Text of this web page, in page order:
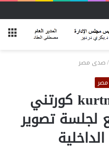
/صدى مصر
kurtni kardashyan كورتني
لجلسة تصوير